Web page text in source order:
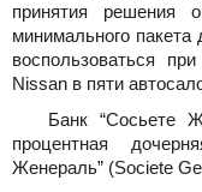
принятия решения
минимального
воспользоваться
Nissan в пяти
Банк “Сосьете
процентная
Женераль” (Societe